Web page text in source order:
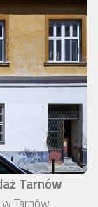
Tarnów